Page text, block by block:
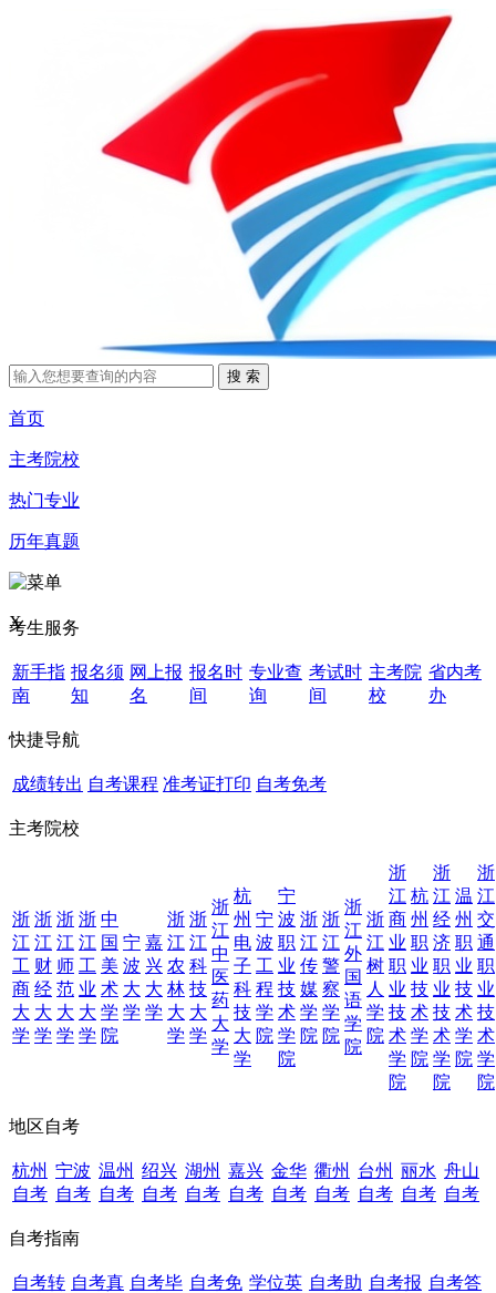
首页
主考院校
热门专业
历年真题
X
考生服务
新手指
南
报名须
知
网上报
名
报名时
间
专业查
询
考试时
间
主考院
校
省内考
办
快捷导航
成绩转出 自考课程 准考证打印 自考免考
主考院校
浙
江
工
商
大
学
浙
江
财
经
大
学
浙
江
师
范
大
学
浙
江
工
业
大
学
中
国
美
术
学
院
宁
波
大
学
嘉
兴
大
学
浙
江
农
林
大
学
浙
江
科
技
大
学
浙
江
中
医
药
大
学
杭
州
电
子
科
技
大
学
宁
波
工
程
学
院
宁
波
职
业
技
术
学
院
浙
江
传
媒
学
院
浙
江
警
察
学
院
浙
江
外
国
语
学
院
浙
江
树
人
学
院
浙
江
商
业
职
业
技
术
学
院
杭
州
职
业
技
术
学
院
浙
江
经
济
职
业
技
术
学
院
温
州
职
业
技
术
学
院
浙
江
交
通
职
业
技
术
学
院
地区自考
杭州
自考
宁波
自考
温州
自考
绍兴
自考
湖州
自考
嘉兴
自考
金华
自考
衢州
自考
台州
自考
丽水
自考
舟山
自考
自考指南
自考转 自考真 自考毕 自考免 学位英 自考助 自考报 自考答